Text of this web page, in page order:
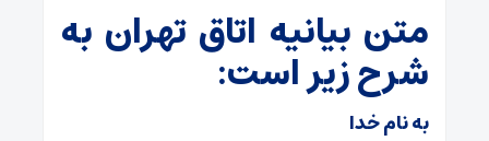
متن بیانیه اتاق تهران به
شرح زیر است:
به نام خدا